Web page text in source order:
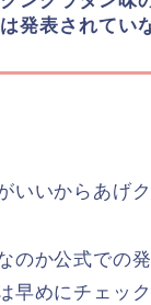
発表されてい
いいからあげ
のか公式での
早めにチェッ